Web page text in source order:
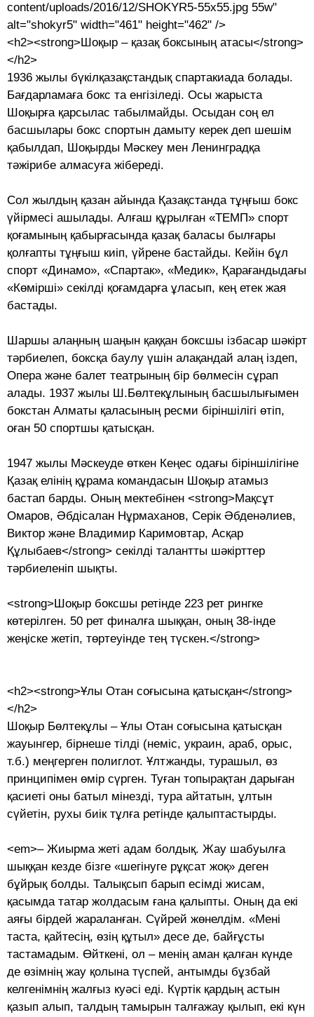
content/uploads/2016/12/SHOKYR5-55x55.jpg 55w"
alt="shokyr5" width="461" height="462" />
<h2><strong>Шоқыр – қазақ боксының атасы</strong>
</h2>
1936 жылы бүкілқазақстандық спар­та­киа­да болады.
Бағдарламаға бокс та ен­гізіледі. Осы жарыста
Шоқырға қарсылас табылмайды. Осыдан соң ел
басшылары бокс спортын дамыту керек деп шешім
қа­былдап, Шоқырды Мәскеу мен Ленинград­қа
тәжірибе алмасуға жібереді.
Сол жылдың қазан айында Қазақ­станда тұңғыш бокс
үйірмесі ашылады. Алғаш құрылған «ТЕМП» спорт
қоғамы­ның қабырғасында қазақ баласы былғары
қолғапты тұңғыш киіп, үйрене бастайды. Кейін бұл
спорт «Динамо», «Спартак», «Медик», Қарағандыдағы
«Көмірші» секілді қоғамдарға ұласып, кең етек жая
бастады.
Шаршы алаңның шаңын қаққан бокс­шы ізбасар шәкірт
тәрбиелеп, боксқа баулу үшін алақандай алаң іздеп,
Опера және балет театрының бір бөлмесін сұрап
алады. 1937 жылы Ш.Бөлтекұлының бас­шы­лы­ғымен
бокстан Алматы қаласының ресми біріншілігі өтіп,
оған 50 спортшы қатысқан.
1947 жылы Мәскеуде өткен Кеңес ода­ғы біріншілігіне
Қазақ елінің құрама ко­ман­дасын Шоқыр атамыз
бастап барды. Оның мектебінен <strong>Мақсұт
Омаров, Әбдісалан Нұрмаханов, Серік Әбденәлиев,
Виктор және Владимир Каримовтар, Асқар
Құлыбаев</strong> секілді талантты шәкірттер
тәрбиеленіп шықты.
<strong>Шоқыр боксшы ретінде 223 рет рингке
көтерілген. 50 рет финалға шыққан, оның 38-інде
жеңіске жетіп, төртеуінде тең түскен.</strong>
<h2><strong>Ұлы Отан соғысына қатысқан</strong>
</h2>
Шоқыр Бөлтекұлы – Ұлы Отан соғы­сына қатысқан
жауынгер, бірнеше тілді (неміс, украин, араб, орыс,
т.б.) меңгерген полиглот. Ұлтжанды, турашыл, өз
прин­ципі­мен өмір сүрген. Туған топырақтан дарыған
қасиеті оны батыл мінезді, тура айтатын, ұлтын
сүйетін, рухы биік тұлға ретінде қалыптастырды.
<em>– Жиырма жеті адам болдық. Жау шабуылға
шыққан кезде бізге «шегінуге рұқсат жоқ» деген
бұйрық болды. Талықсып барып есімді жисам,
қасымда татар жолдасым ғана қалыпты. Оның да екі
аяғы бірдей жараланған. Сүйрей жөнелдім. «Мені
таста, қайтесің, өзің құтыл» десе де, байғұсты
тастамадым. Өйткені, ол – менің аман қалған күнде
де өзімнің жау қолына түспей, антымды бұзбай
келгенімнің жалғыз куәсі еді. Күртік қардың астын
қазып алып, талдың тамырын талғажау қылып, екі күн